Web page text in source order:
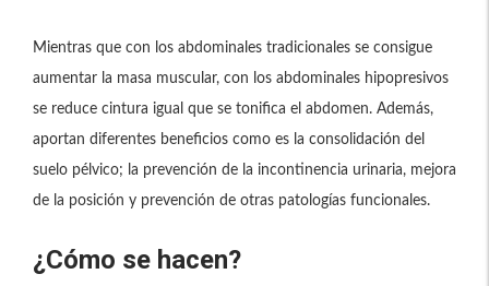
Mientras que con los abdominales tradicionales se consigue
aumentar la masa muscular, con los abdominales hipopresivos
se reduce cintura igual que se tonifica el abdomen. Además,
aportan diferentes beneficios como es la consolidación del
suelo pélvico; la prevención de la incontinencia urinaria, mejora
de la posición y prevención de otras patologías funcionales.
¿Cómo se hacen?